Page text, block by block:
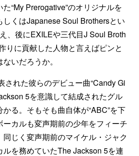
“My Prerogative”のオリジナルを
くはJapanese Soul Brothersとい
、後にEXILEや三代目J Soul Broth
りに貢献した人物と言えばピンと
いだろうか。
された彼らのデビュー曲“Candy Gi
5を意識して結成されたグル
る。そもそも曲自体が“ABC”を下
ーカルも変声期前の少年をフィーチ
同じく変声期前のマイケル・ジャク
ルを務めていたThe Jackson 5を連